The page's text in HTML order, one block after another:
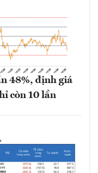
48%, định giá
còn 10 lần